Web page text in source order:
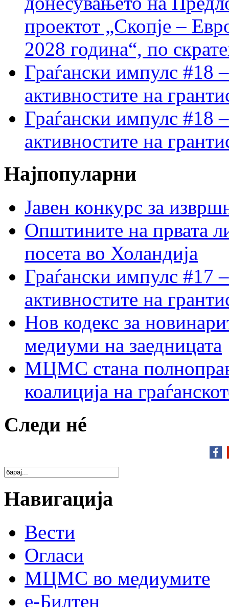
проектот „Скопје –
2028 година“, по
Граѓански импулс #18
активностите на
Граѓански импулс #18
активностите на
Најпопуларни
Јавен конкурс за
Општините на првата
посета во Холандија
Граѓански импулс #17
активностите на
Нов кодекс за
медиуми на заедницата
МЦМС стана
коалиција на
Следи нé
Навигација
Вести
Огласи
МЦМС во медиумите
е-Билтен